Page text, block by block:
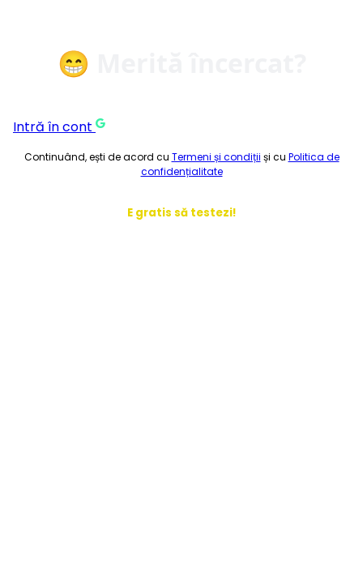
😁 Merită încercat?
Intră în cont
Continuând, ești de acord cu Termeni și condiții și cu Politica de
confidențialitate
E gratis să testezi!